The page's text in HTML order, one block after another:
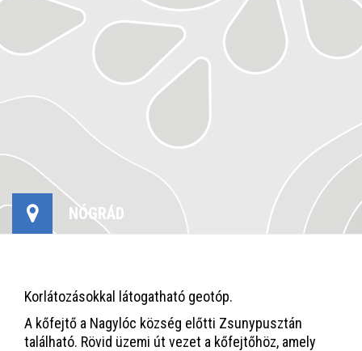
NÓGRÁD
Korlátozásokkal látogatható geotóp.
A kőfejtő a Nagylóc község előtti Zsunypusztán
található. Rövid üzemi út vezet a kőfejtőhöz, amely